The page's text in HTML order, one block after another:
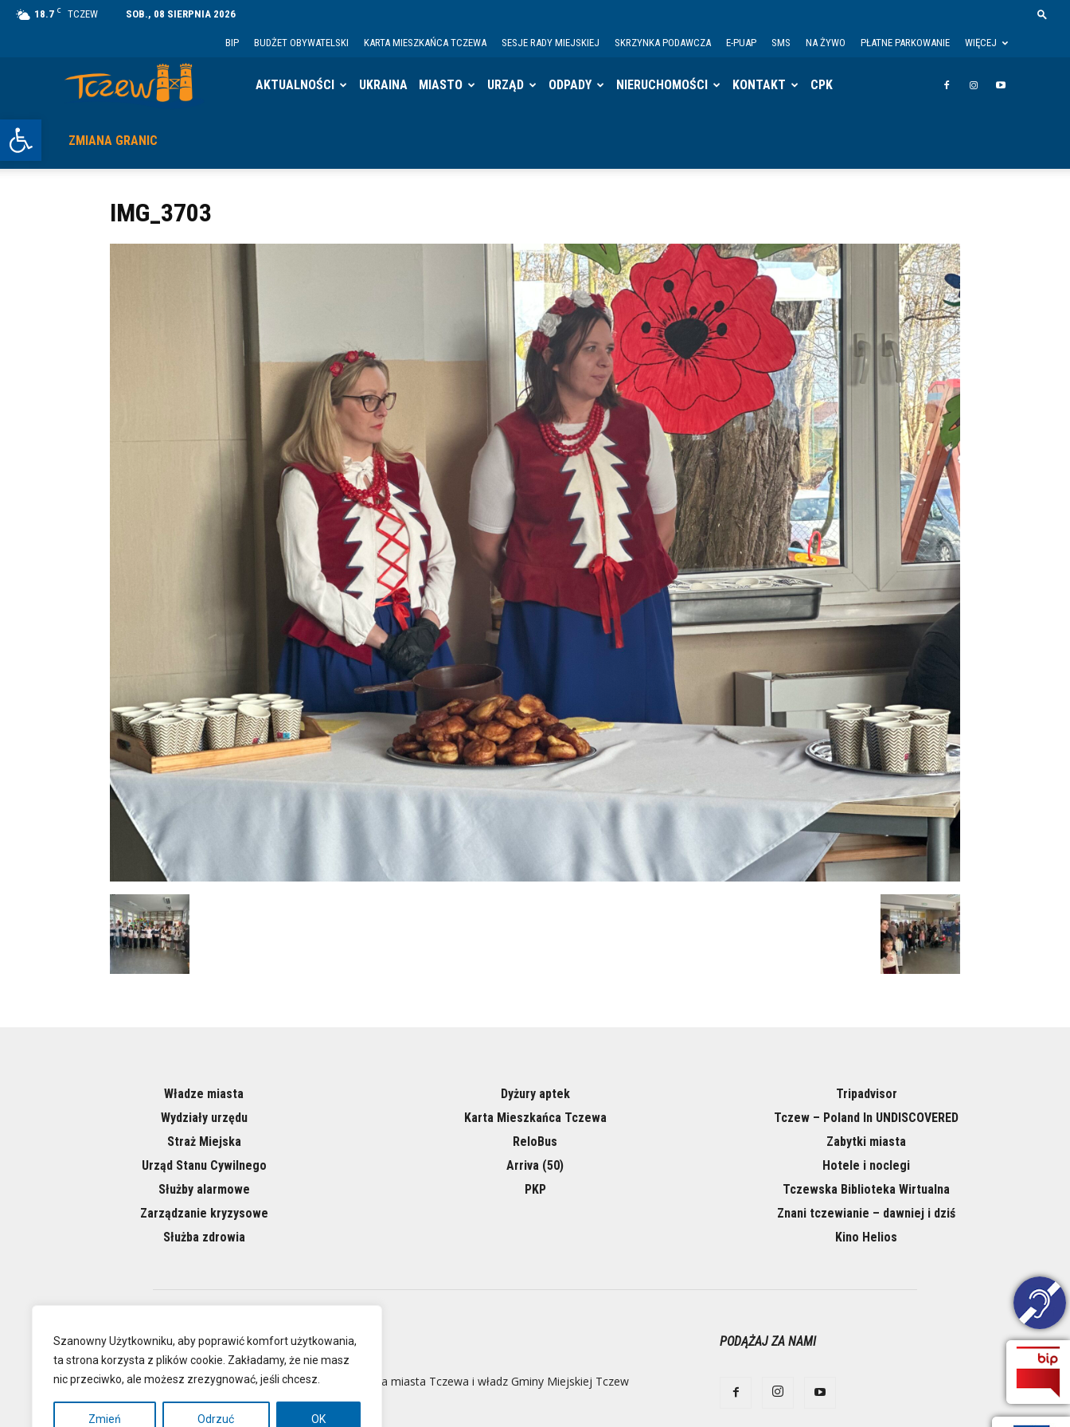
Otwórz pasek narzędzi
Szanowny Użytkowniku, aby poprawić komfort użytkowania,
ta strona korzysta z plików cookie. Zakładamy, że nie masz
nic przeciwko, ale możesz zrezygnować, jeśli chcesz.
Zmień Odrzuć OK
18.7 C TCZEW SOB., 08 SIERPNIA 2026
BIP BUDŻET OBYWATELSKI KARTA MIESZKAŃCA TCZEWA SESJE RADY MIEJSKIEJ SKRZYNKA PODAWCZA E-PUAP SMS NA ŻYWO PŁATNE PARKOWANIE WIĘCEJ
AKTUALNOŚCI UKRAINA MIASTO URZĄD ODPADY NIERUCHOMOŚCI KONTAKT CPK
ZMIANA GRANIC
IMG_3703
Władze miasta
Wydziały urzędu
Straż Miejska
Urząd Stanu Cywilnego
Służby alarmowe
Zarządzanie kryzysowe
Służba zdrowia
Dyżury aptek
Karta Mieszkańca Tczewa
ReloBus
Arriva (50)
PKP
Tripadvisor
Tczew – Poland In UNDISCOVERED
Zabytki miasta
Hotele i noclegi
Tczewska Biblioteka Wirtualna
Znani tczewianie – dawniej i dziś
Kino Helios
O NAS
Oficjalna strona miasta Tczewa i władz Gminy Miejskiej Tczew
PODĄŻAJ ZA NAMI